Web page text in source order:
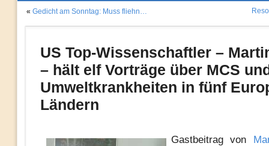
« Gedicht am Sonntag: Muss fliehn…
US Top-Wissenschaftler –
– hält elf Vorträge über MCS
Umweltkrankheiten in fünf
Ländern
Gastbeitrag von